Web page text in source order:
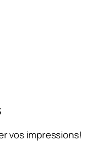
vos impressions!